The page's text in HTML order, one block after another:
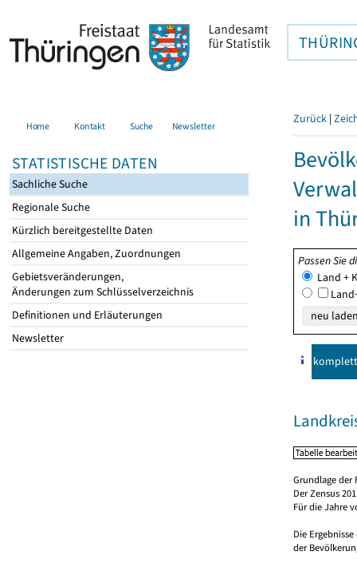
Home Kontakt Suche Newsletter
STATISTISCHE DATEN
Sachliche Suche
Regionale Suche
Kürzlich bereitgestellte Daten
Allgemeine Angaben, Zuordnungen
Gebietsveränderungen,
Änderungen zum Schlüsselverzeichnis
Definitionen und Erläuterungen
Newsletter
Zurück |
in
Passen Sie
Land +
komplett
Grundlage der
Der Zensus
Für die Jahre
Die
der